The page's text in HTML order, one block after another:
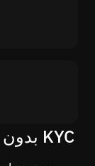
تبدیل DASH به ETH بدون ثبت‌نام و KYC